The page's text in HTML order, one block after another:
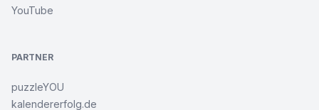
YouTube
PARTNER
puzzleYOU
kalendererfolg.de